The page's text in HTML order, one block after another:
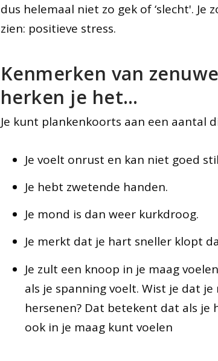
dus helemaal niet zo gek of ‘slecht'.
zien: positieve stress.
Kenmerken van
herken je het…
Je kunt plankenkoorts aan een aantal
Je voelt onrust en kan niet goed
Je hebt zwetende handen.
Je mond is dan weer kurkdroog.
Je merkt dat je hart sneller klopt
Je zult een knoop in je maag
als je spanning voelt. Wist je dat
hersenen? Dat betekent dat als je
ook in je maag kunt voelen